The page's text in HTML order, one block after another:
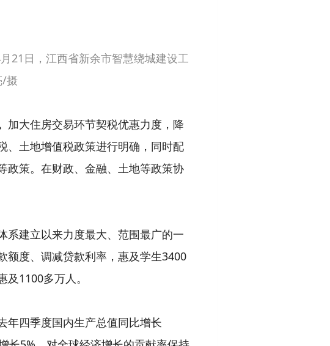
21日，江西省新余市智慧绕城建设工
/摄
加大住房交易环节契税优惠力度，降
、土地增值税政策进行明确，同时配
政策。在财政、金融、土地等政策协
系建立以来力度最大、范围最广的一
额度、调减贷款利率，惠及学生3400
1100多万人。
年四季度国内生产总值同比增长